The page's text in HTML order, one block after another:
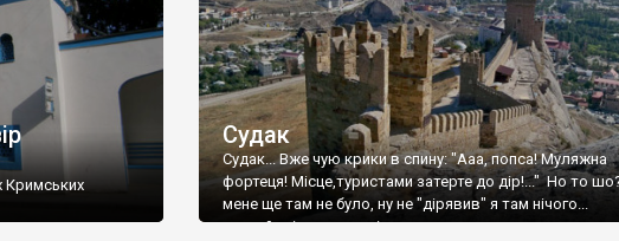
Кримських
Судак
Судак... Вже чую крики в спину: "Ааа, попса! Муляжна
фортеця! Місце,туристами затерте до дір!..." Но то
мене ще там не було, ну не "дірявив" я там нічого...
принаймні до цього літа.